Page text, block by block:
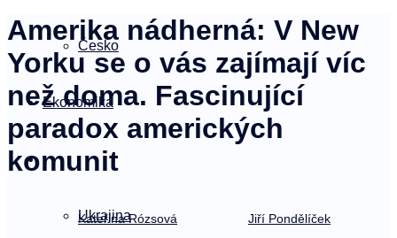
Česko
Ekonomika
Svet
Ukrajina
Amerika nádherná: V New
Yorku se o vás zajímají víc
než doma. Fascinující
paradox amerických
komunit
Kateřina Rózsová Jiří Pondělíček